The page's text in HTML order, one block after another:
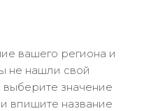
вашего региона и
не нашли свой
выберите значение
впишите название